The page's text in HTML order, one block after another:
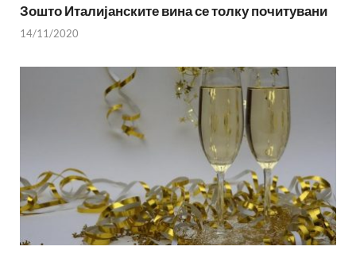
Зошто Италијанските вина се толку почитувани
14/11/2020